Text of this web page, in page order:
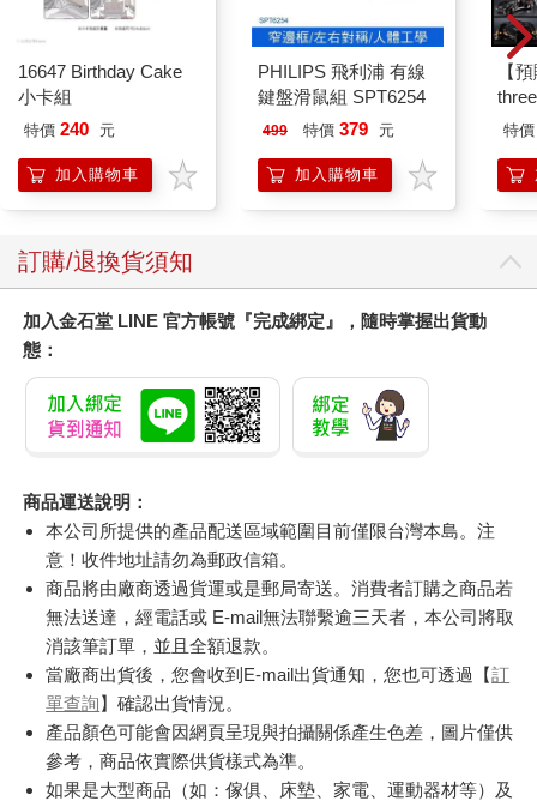
16647 Birthday Cake
小卡組
特價 240 元
加入購物車
PHILIPS 飛利浦 有線
鍵盤滑鼠組 SPT6254
499 特價 379 元
加入購物車
【
VA
特價
訂購/退換貨須知
加入金石堂 LINE 官方帳號『完成綁定』，隨時掌握出貨動
態：
商品運送說明：
本公司所提供的產品配送區域範圍目前僅限台灣本島。注
意！收件地址請勿為郵政信箱。
商品將由廠商透過貨運或是郵局寄送。消費者訂購之商品若
無法送達，經電話或 E-mail無法聯繫逾三天者，本公司將取
消該筆訂單，並且全額退款。
當廠商出貨後，您會收到E-mail出貨通知，您也可透過【訂
單查詢】確認出貨情況。
產品顏色可能會因網頁呈現與拍攝關係產生色差，圖片僅供
參考，商品依實際供貨樣式為準。
如果是大型商品（如：傢俱、床墊、家電、運動器材等）及